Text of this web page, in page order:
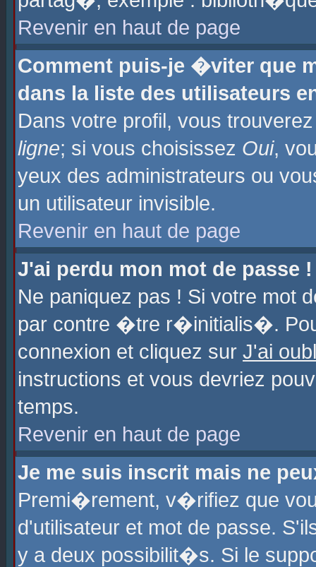
Revenir en haut de page
Comment puis-je �viter que
dans la liste des utilisateurs
Dans votre profil, vous
ligne; si vous choisissez Oui,
yeux des administrateurs ou
un utilisateur invisible.
Revenir en haut de page
J'ai perdu mon mot de passe !
Ne paniquez pas ! Si votre
par contre �tre r�initialis�.
connexion et cliquez sur J'ai
instructions et vous devriez
temps.
Revenir en haut de page
Je me suis inscrit mais ne
Premi�rement, v�rifiez que
d'utilisateur et mot de passe.
y a deux possibilit�s. Si le